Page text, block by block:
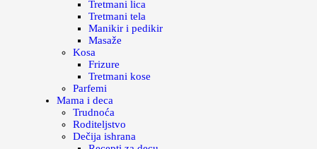
Tretmani lica
Tretmani tela
Manikir i pedikir
Masaže
Kosa
Frizure
Tretmani kose
Parfemi
Mama i deca
Trudnoća
Roditeljstvo
Dečija ishrana